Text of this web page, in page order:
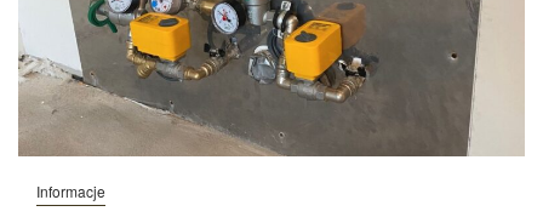
Informacje